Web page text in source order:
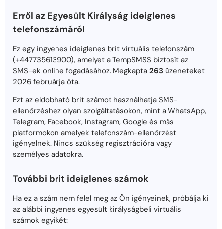
Erről az Egyesült Királyság ideiglenes
telefonszámáról
Ez egy ingyenes ideiglenes brit virtuális telefonszám
(+447735613900), amelyet a TempSMSS biztosít az
SMS-ek online fogadásához. Megkapta 263 üzeneteket
2026 februárja óta.
Ezt az eldobható brit számot használhatja SMS-
ellenőrzéshez olyan szolgáltatásokon, mint a WhatsApp,
Telegram, Facebook, Instagram, Google és más
platformokon amelyek telefonszám-ellenőrzést
igényelnek. Nincs szükség regisztrációra vagy
személyes adatokra.
További brit ideiglenes számok
Ha ez a szám nem felel meg az Ön igényeinek, próbálja ki
az alábbi ingyenes egyesült királyságbeli virtuális
számok egyikét: